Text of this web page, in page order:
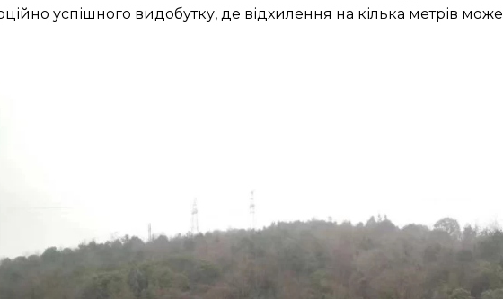
успішного видобутку, де відхилення на кілька метрів